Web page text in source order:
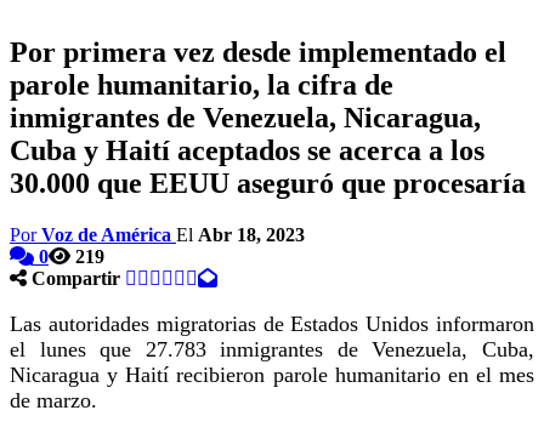
Por primera vez desde implementado el
parole humanitario, la cifra de
inmigrantes de Venezuela, Nicaragua,
Cuba y Haití aceptados se acerca a los
30.000 que EEUU aseguró que procesaría
PorVoz de América El Abr 18, 2023
0
219
Compartir
Las autoridades migratorias de Estados Unidos informaron
el lunes que 27.783 inmigrantes de Venezuela, Cuba,
Nicaragua y Haití recibieron parole humanitario en el mes
de marzo.